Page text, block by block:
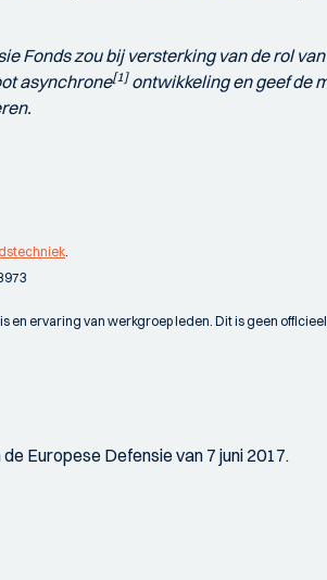
Fonds zou bij versterking van de rol
asynchrone[1]ontwikkelingen geef de
.
ervaring van werkgroep leden. Dit is geen
Europese Defensie van 7 juni 2017.